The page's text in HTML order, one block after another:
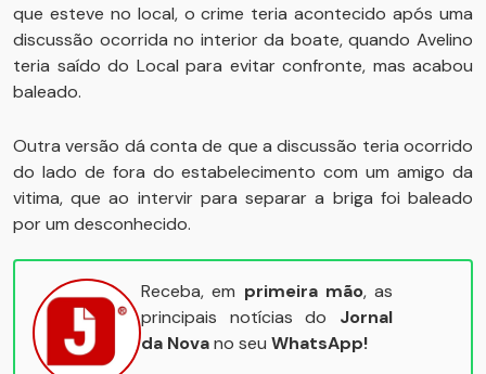
que esteve no local, o crime teria acontecido após uma
discussão ocorrida no interior da boate, quando Avelino
teria saído do Local para evitar confronte, mas acabou
baleado.
Outra versão dá conta de que a discussão teria ocorrido
do lado de fora do estabelecimento com um amigo da
vitima, que ao intervir para separar a briga foi baleado
por um desconhecido.
Receba, em primeira mão, as
principais notícias do Jornal
da Novano seu WhatsApp!